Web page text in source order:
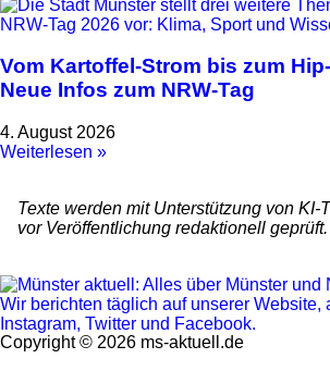
Vom Kartoffel-Strom bis zum
Neue Infos zum NRW-Tag
4. August 2026
Weiterlesen »
Texte werden mit Unterstützung von KI-
vor Veröffentlichung redaktionell geprüft.
Copyright © 2026 ms-aktuell.de